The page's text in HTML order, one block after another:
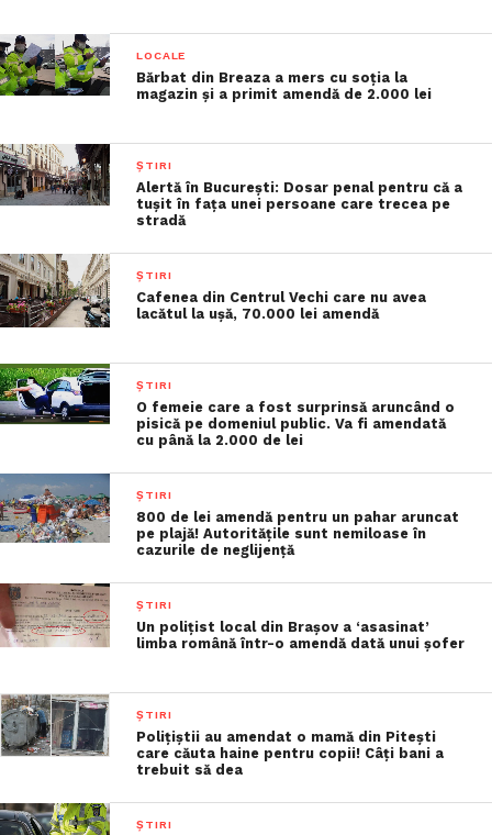
LOCALE
Bărbat din Breaza a mers cu soția la
magazin și a primit amendă de 2.000 lei
ȘTIRI
Alertă în București: Dosar penal pentru că a
tușit în fața unei persoane care trecea pe
stradă
ȘTIRI
Cafenea din Centrul Vechi care nu avea
lacătul la uşă, 70.000 lei amendă
ȘTIRI
O femeie care a fost surprinsă aruncând o
pisică pe domeniul public. Va fi amendată
cu până la 2.000 de lei
ȘTIRI
800 de lei amendă pentru un pahar aruncat
pe plajă! Autoritățile sunt nemiloase în
cazurile de neglijență
ȘTIRI
Un poliţist local din Braşov a ‘asasinat’
limba română într-o amendă dată unui şofer
ȘTIRI
Polițiștii au amendat o mamă din Pitești
care căuta haine pentru copii! Câți bani a
trebuit să dea
ȘTIRI